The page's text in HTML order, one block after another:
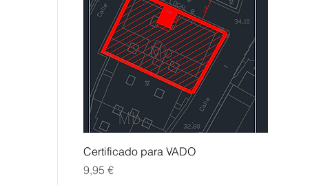
Vista rápida
Certificado para VADO
Precio
9,95 €